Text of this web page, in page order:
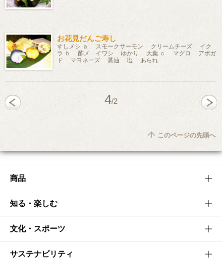
お花見だんご寿し
すしメシ ａ スモークサーモン クリームチーズ イク
ラ ｂ 酢メ イワシ ゆかり 大葉 ｃ マグロ アボガ
ド マヨネーズ 醤油 塩 あられ
4/2
このページの先頭へ
商品
商品TOP
商品一覧
商品発売情報
知る・楽しむ
知る・楽しむTOP
キャンペーン
文化・スポーツ
文化・スポーツTOP
サステナビリティ